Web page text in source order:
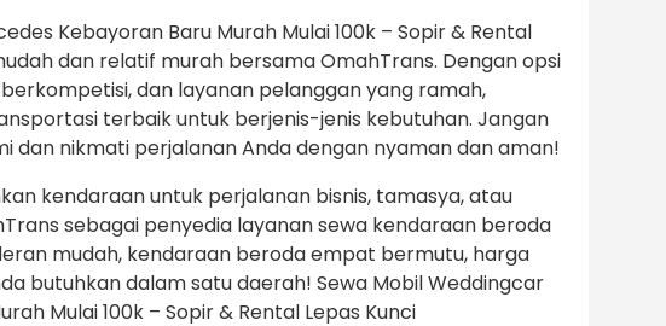
Kebayoran Baru Murah Mulai 100k – Sopir & Rental
dan relatif murah bersama OmahTrans. Dengan opsi
dan layanan pelanggan yang ramah,
terbaik untuk berjenis-jenis kebutuhan. Jangan
dan nikmati perjalanan Anda dengan nyaman dan aman!
kendaraan untuk perjalanan bisnis, tamasya, atau
sebagai penyedia layanan sewa kendaraan beroda
mudah, kendaraan beroda empat bermutu, harga
butuhkan dalam satu daerah! Sewa Mobil Weddingcar
Mulai 100k – Sopir & Rental Lepas Kunci